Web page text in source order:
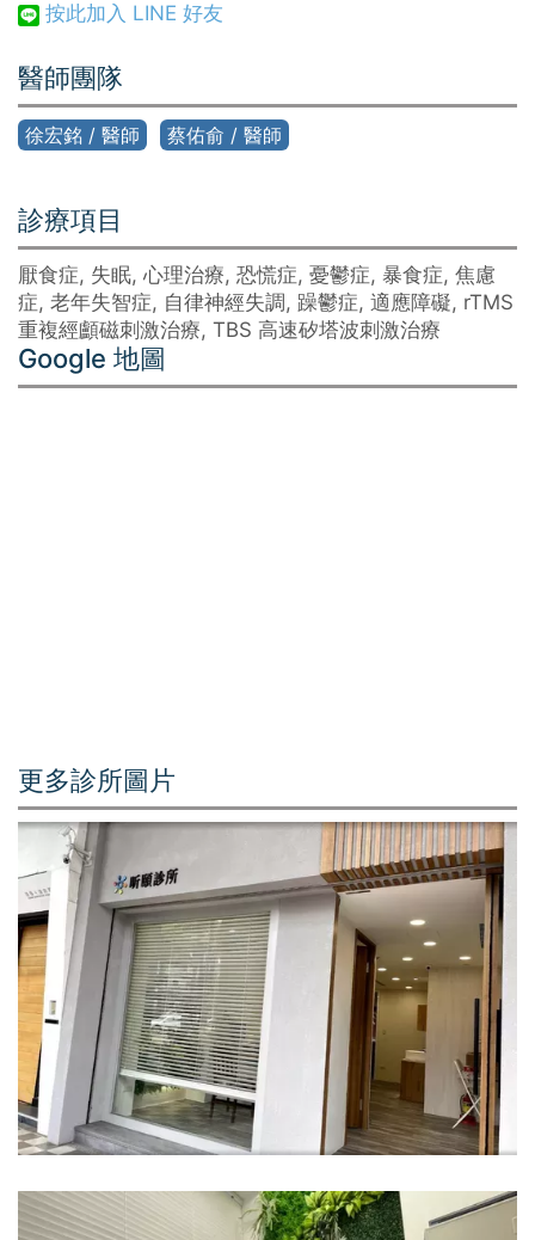
按此加入 LINE 好友
醫師團隊
徐宏銘 / 醫師 蔡佑俞 / 醫師
診療項目
厭食症, 失眠, 心理治療, 恐慌症, 憂鬱症, 暴食症, 焦慮
症, 老年失智症, 自律神經失調, 躁鬱症, 適應障礙, rTMS
重複經顱磁刺激治療, TBS 高速矽塔波刺激治療
Google 地圖
更多診所圖片